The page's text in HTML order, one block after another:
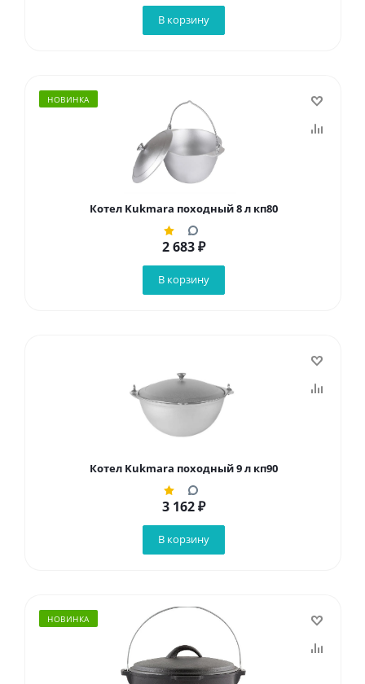
В корзину
НОВИНКА
Котел Kukmara походный 8 л кп80
2 683₽
В корзину
Котел Kukmara походный 9 л кп90
3 162₽
В корзину
НОВИНКА